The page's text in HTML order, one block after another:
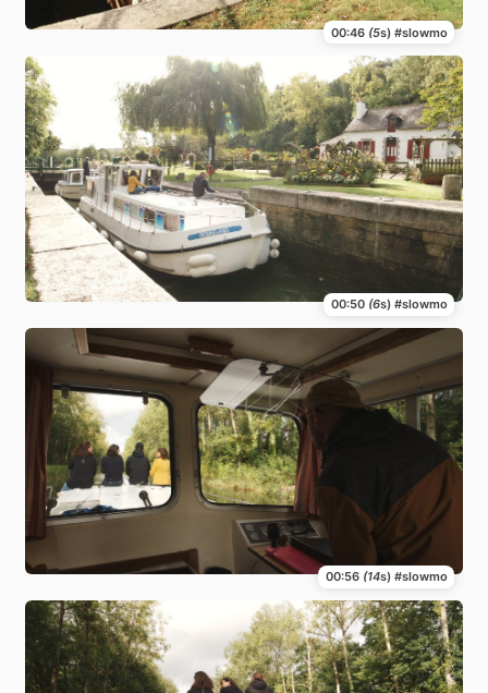
00:46 (5s) #slowmo
00:50 (6s) #slowmo
00:56 (14s) #slowmo